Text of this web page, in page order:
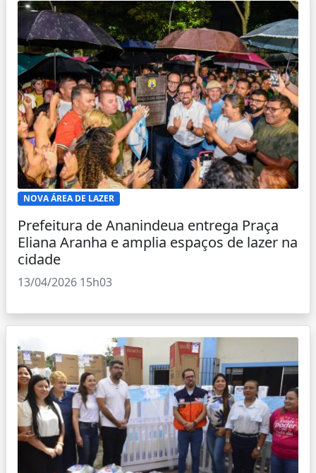
NOVA ÁREA DE LAZER
Prefeitura de Ananindeua entrega Praça
Eliana Aranha e amplia espaços de lazer na
cidade
13/04/2026 15h03